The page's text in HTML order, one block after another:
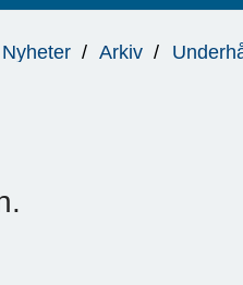
Nyheter Arkiv